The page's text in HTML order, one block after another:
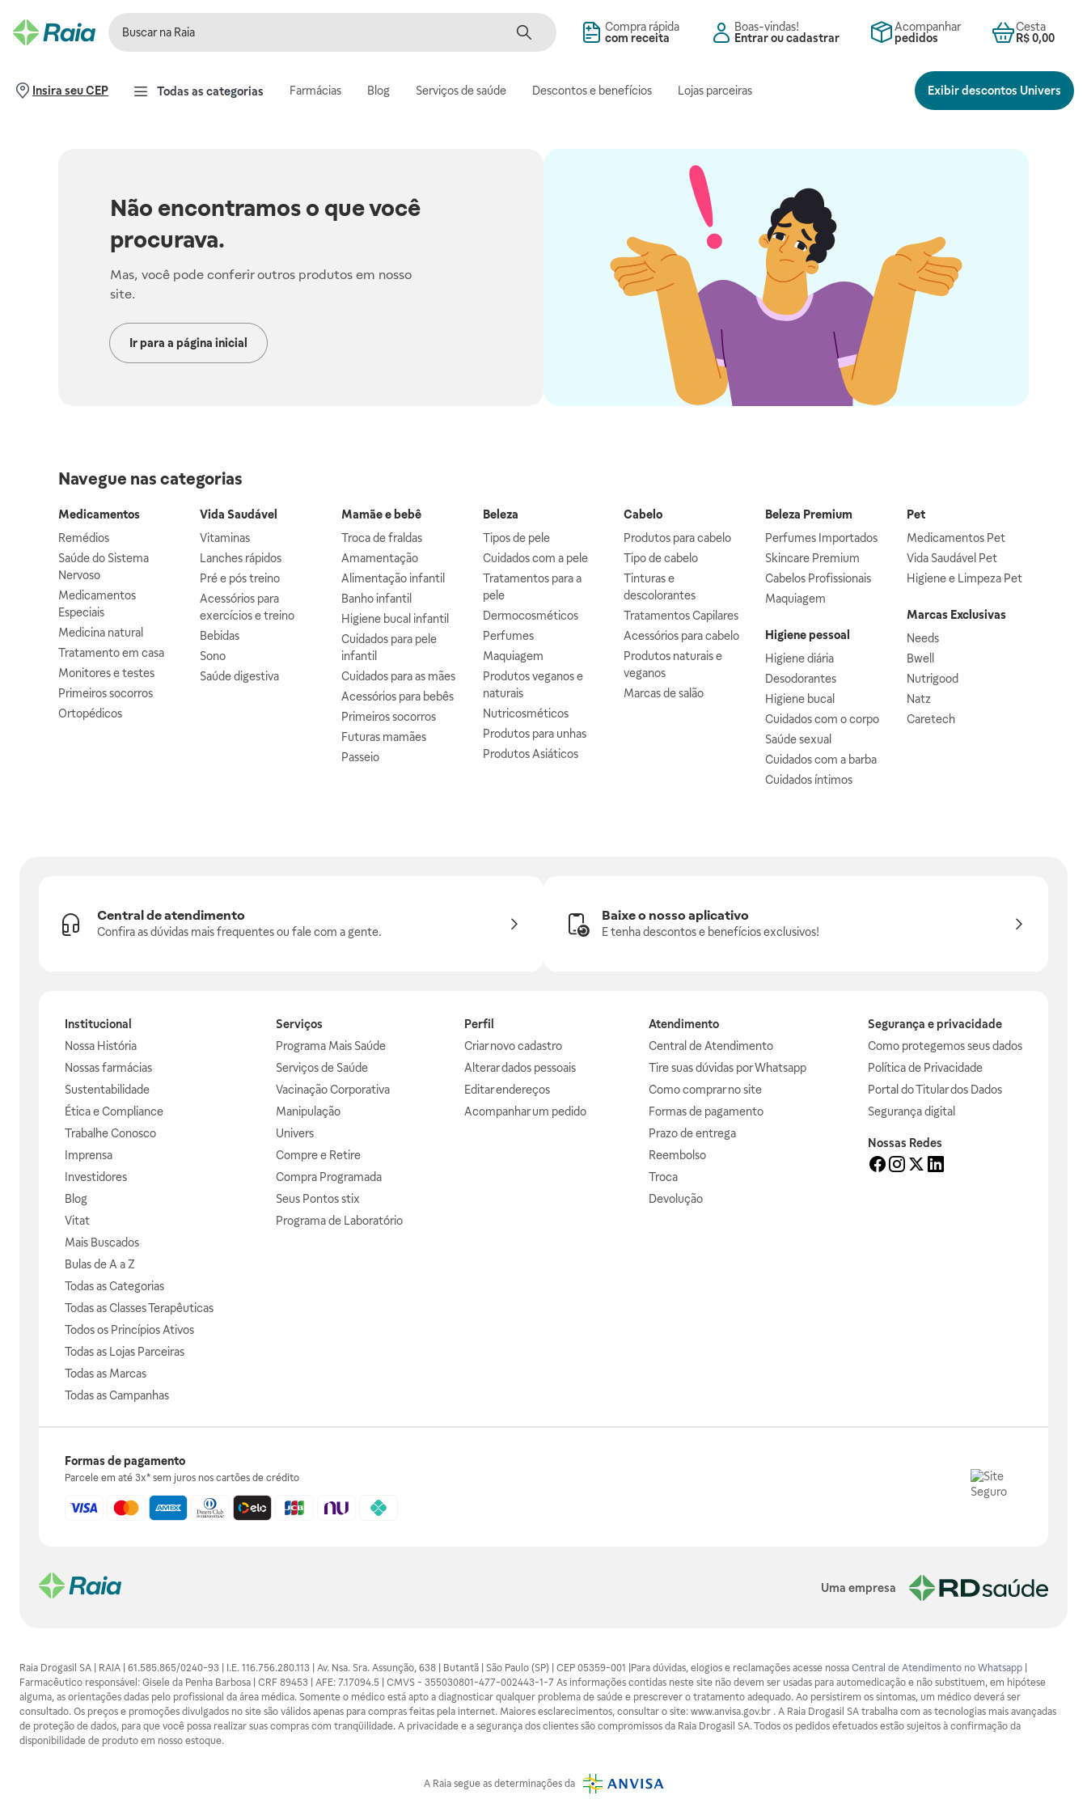
Compra rápida
com receita
Boas-vindas!
Entrar ou cadastrar
Acompanhar
pedidos
Cesta
R$ 0,00
Insira seu CEP Todas as categorias Farmácias Blog Serviços de saúde Descontos e benefícios Lojas parceiras Exibir descontos Univers
Não encontramos o que você
procurava.
Mas, você pode conferir outros produtos em nosso
site.
Ir para a página inicial
Navegue nas categorias
Medicamentos
Remédios
Saúde do Sistema
Nervoso
Medicamentos
Especiais
Medicina natural
Tratamento em casa
Monitores e testes
Primeiros socorros
Ortopédicos
Vida Saudável
Vitaminas
Lanches rápidos
Pré e pós treino
Acessórios para
exercícios e treino
Bebidas
Sono
Saúde digestiva
Mamãe e bebê
Troca de fraldas
Amamentação
Alimentação infantil
Banho infantil
Higiene bucal infantil
Cuidados para pele
infantil
Cuidados para as mães
Acessórios para bebês
Primeiros socorros
Futuras mamães
Passeio
Beleza
Tipos de pele
Cuidados com a pele
Tratamentos para a
pele
Dermocosméticos
Perfumes
Maquiagem
Produtos veganos e
naturais
Nutricosméticos
Produtos para unhas
Produtos Asiáticos
Cabelo
Produtos para cabelo
Tipo de cabelo
Tinturas e
descolorantes
Tratamentos Capilares
Acessórios para cabelo
Produtos naturais e
veganos
Marcas de salão
Beleza Premium
Perfumes Importados
Skincare Premium
Cabelos Profissionais
Maquiagem
Higiene pessoal
Higiene diária
Desodorantes
Higiene bucal
Cuidados com o corpo
Saúde sexual
Cuidados com a barba
Cuidados íntimos
Pet
Medicamentos Pet
Vida Saudável Pet
Higiene e Limpeza Pet
Marcas Exclusivas
Needs
Bwell
Nutrigood
Natz
Caretech
Central de atendimento
Confira as dúvidas mais frequentes ou fale com a gente.
Baixe o nosso aplicativo
E tenha descontos e benefícios exclusivos!
Institucional
Nossa História
Nossas farmácias
Sustentabilidade
Ética e Compliance
Trabalhe Conosco
Imprensa
Investidores
Blog
Vitat
Mais Buscados
Bulas de A a Z
Todas as Categorias
Todas as Classes Terapêuticas
Todos os Princípios Ativos
Todas as Lojas Parceiras
Todas as Marcas
Todas as Campanhas
Serviços
Programa Mais Saúde
Serviços de Saúde
Vacinação Corporativa
Manipulação
Univers
Compre e Retire
Compra Programada
Seus Pontos stix
Programa de Laboratório
Perfil
Criar novo cadastro
Alterar dados pessoais
Editar endereços
Acompanhar um pedido
Atendimento
Central de Atendimento
Tire suas dúvidas por Whatsapp
Como comprar no site
Formas de pagamento
Prazo de entrega
Reembolso
Troca
Devolução
Segurança e privacidade
Como protegemos seus dados
Política de Privacidade
Portal do Titular dos Dados
Segurança digital
Nossas Redes
Formas de pagamento
Parcele em até 3x* sem juros nos cartões de crédito
Uma empresa
Raia Drogasil SA | RAIA | 61.585.865/0240-93 | I.E. 116.756.280.113 | Av. Nsa. Sra. Assunção, 638 | Butantã | São Paulo (SP) | CEP 05359-001 |Para dúvidas, elogios e reclamações acesse nossa Central de Atendimento no Whatsapp
Farmacêutico responsável: Gisele da Penha Barbosa | CRF 89453 | AFE: 7.17094.5 | CMVS - 355030801-477-002443-1-7 As informações contidas neste site não devem ser usadas para automedicação e não substituem, em hipótese
alguma, as orientações dadas pelo profissional da área médica. Somente o médico está apto a diagnosticar qualquer problema de saúde e prescrever o tratamento adequado. Ao persistirem os sintomas, um médico deverá ser
consultado. Os preços e promoções divulgados no site são válidos apenas para compras feitas pela internet. Maiores esclarecimentos, consultar o site: www.anvisa.gov.br . A Raia Drogasil SA trabalha com as tecnologias mais avançadas
de proteção de dados, para que você possa realizar suas compras com tranqüilidade. A privacidade e a segurança dos clientes são compromissos da Raia Drogasil SA. Todos os pedidos efetuados estão sujeitos à confirmação da
disponibilidade de produto em nosso estoque.
A Raiasegue as determinações da